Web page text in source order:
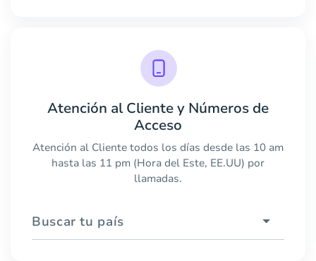
Atención al Cliente y Números de
Acceso
Atención al Cliente todos los días desde las 10 am
hasta las 11 pm (Hora del Este, EE.UU) por
llamadas.
Buscar tu país